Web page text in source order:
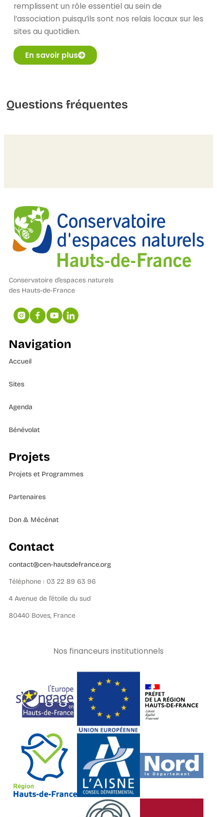
remplissent un rôle essentiel au sein de
l’association puisqu’ils sont nos relais locaux sur les
sites au quotidien.
En savoir plus
Questions fréquentes
Conservatoire d’espaces naturels
des Hauts-de-France
Navigation
Accueil
Sites
Agenda
Bénévolat
Projets
Projets et Programmes
Partenaires
Don & Mécénat
Contact
contact@cen-hautsdefrance.org
Téléphone : 03 22 89 63 96
4 Avenue de l’étoile du sud
80440 Boves, France
Nos financeurs institutionnels